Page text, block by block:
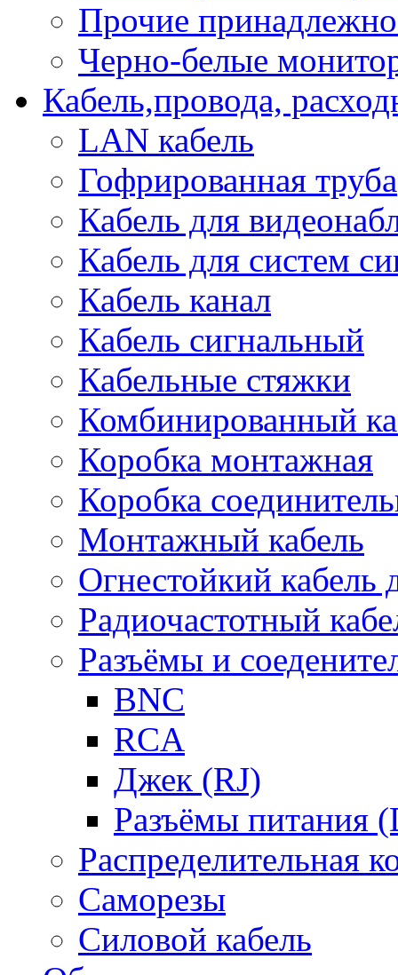
Прочие
Черно-белые
Кабель,провода,
LAN кабель
Гофрированная труба
Кабель для
Кабель для систем
Кабель канал
Кабель сигнальный
Кабельные стяжки
Комбинированный
Коробка монтажная
Коробка
Монтажный кабель
Огнестойкий
Радиочастотный
Разъёмы и
BNC
RCA
Джек (RJ)
Разъёмы питания
Распределительная
Саморезы
Силовой кабель